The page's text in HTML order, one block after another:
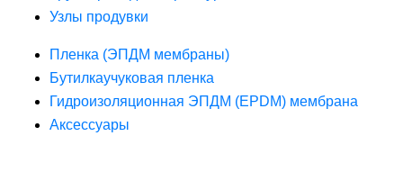
Узлы продувки
Пленка (ЭПДМ мембраны)
Бутилкаучуковая пленка
Гидроизоляционная ЭПДМ (EPDM) мембрана
Аксессуары